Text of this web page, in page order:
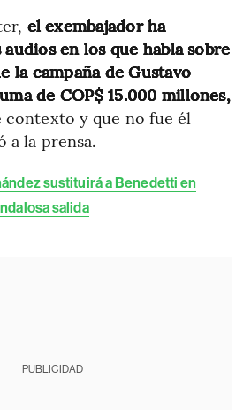
el exembajador ha
en los que habla sobre
la campaña de Gustavo
de COP$ 15.000 millones,
contexto y que no fue él
a la prensa.
sustituirá a Benedetti en
salida
PUBLICIDAD